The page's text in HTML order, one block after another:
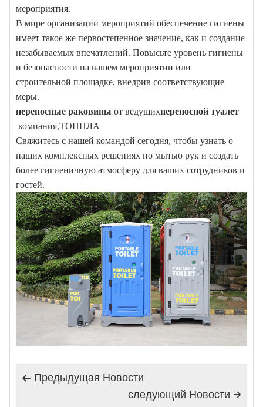
мероприятия.
В мире организации мероприятий обеспечение гигиены
имеет такое же первостепенное значение, как и создание
незабываемых впечатлений. Повысьте уровень гигиены
и безопасности на вашем мероприятии или
строительной площадке, внедрив соответствующие
меры.
переносные раковины от ведущихпереносной туалет
компания,ТОППЛА
Свяжитесь с нашей командой сегодня, чтобы узнать о
наших комплексных решениях по мытью рук и создать
более гигиеничную атмосферу для ваших сотрудников и
гостей.
 Предыдущая Hовости

следующий Hовости